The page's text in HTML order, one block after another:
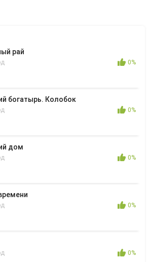
рай
0%
богатырь. Колобок
0%
дом
0%
0%
0%